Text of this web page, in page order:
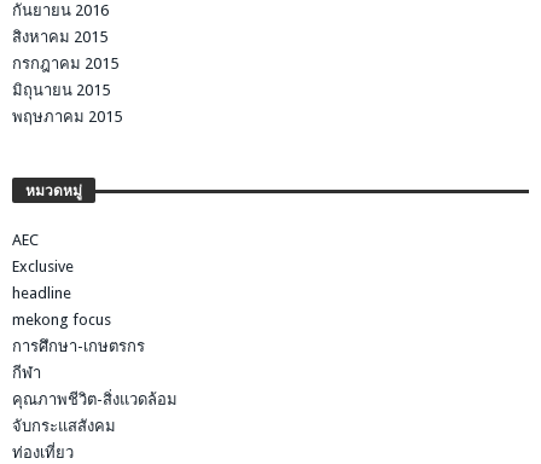
กันยายน 2016
สิงหาคม 2015
กรกฎาคม 2015
มิถุนายน 2015
พฤษภาคม 2015
หมวดหมู่
AEC
Exclusive
headline
mekong focus
การศึกษา-เกษตรกร
กีฬา
คุณภาพชีวิต-สิ่งแวดล้อม
จับกระแสสังคม
ท่องเที่ยว